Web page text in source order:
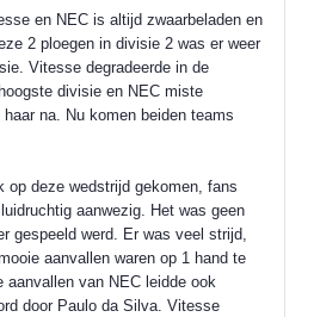
en NEC is altijd zwaarbeladen en
2 ploegen in divisie 2 was er weer
Vitesse degradeerde in de
divisie en NEC miste
na. Nu komen beiden teams
op deze wedstrijd gekomen, fans
aanwezig. Het was geen
gespeeld werd. Er was veel strijd,
aanvallen waren op 1 hand te
aanvallen van NEC leidde ook
door Paulo da Silva. Vitesse